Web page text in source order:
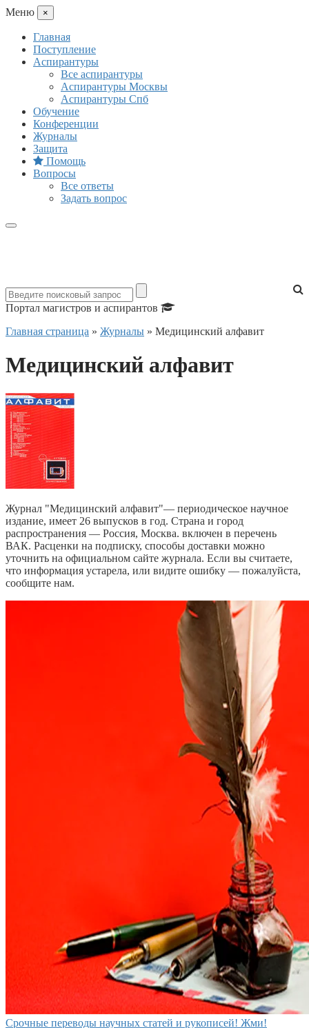
Mеню ×
Главная
Поступление
Аспирантуры
Все аспирантуры
Аспирантуры Москвы
Аспирантуры Спб
Обучение
Конференции
Журналы
Защита
Помощь
Вопросы
Все ответы
Задать вопрос
Портал магистров и аспирантов
Главная страница » Журналы » Медицинский алфавит
Медицинский алфавит
Журнал "Медицинский алфавит"— периодическое научное
издание, имеет 26 выпусков в год. Страна и город
распространения — Россия, Москва. включен в перечень
ВАК. Расценки на подписку, способы доставки можно
уточнить на официальном сайте журнала. Если вы считаете,
что информация устарела, или видите ошибку — пожалуйста,
сообщите нам.
Срочные переводы научных статей и рукописей! Жми!